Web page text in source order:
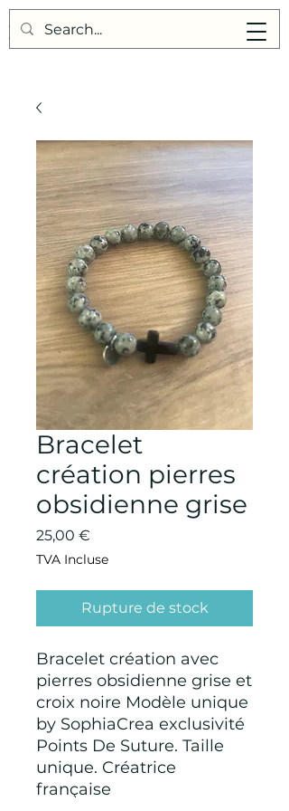
Points de Suture
Bracelet
création pierres
obsidienne grise
25,00 €
TVA Incluse
Rupture de stock
Bracelet création avec
pierres obsidienne grise et
croix noire Modèle unique
by SophiaCrea exclusivité
Points De Suture. Taille
unique. Créatrice
française